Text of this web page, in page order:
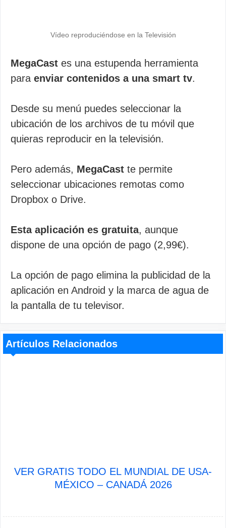
Vídeo reproduciéndose en la Televisión
MegaCast es una estupenda herramienta
para enviar contenidos a una smart tv.
Desde su menú puedes seleccionar la
ubicación de los archivos de tu móvil que
quieras reproducir en la televisión.
Pero además, MegaCast te permite
seleccionar ubicaciones remotas como
Dropbox o Drive.
Esta aplicación es gratuita, aunque
dispone de una opción de pago (2,99€).
La opción de pago elimina la publicidad de la
aplicación en Android y la marca de agua de
la pantalla de tu televisor.
Artículos Relacionados
VER GRATIS TODO EL MUNDIAL DE USA-
MÉXICO – CANADÁ 2026